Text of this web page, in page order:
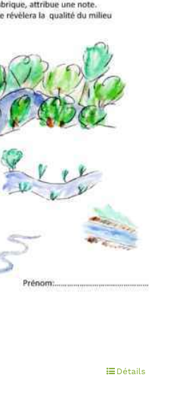
Détails